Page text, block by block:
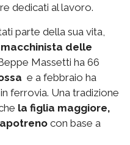
dedicati al lavoro.
parte della sua vita,
delle
Massetti ha 66
e a febbraio ha
ferrovia. Una tradizione
la figlia maggiore,
con base a